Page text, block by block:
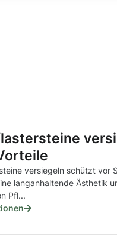
versiegeln schützt vor
langanhaltende Ästhetik
Pfl...